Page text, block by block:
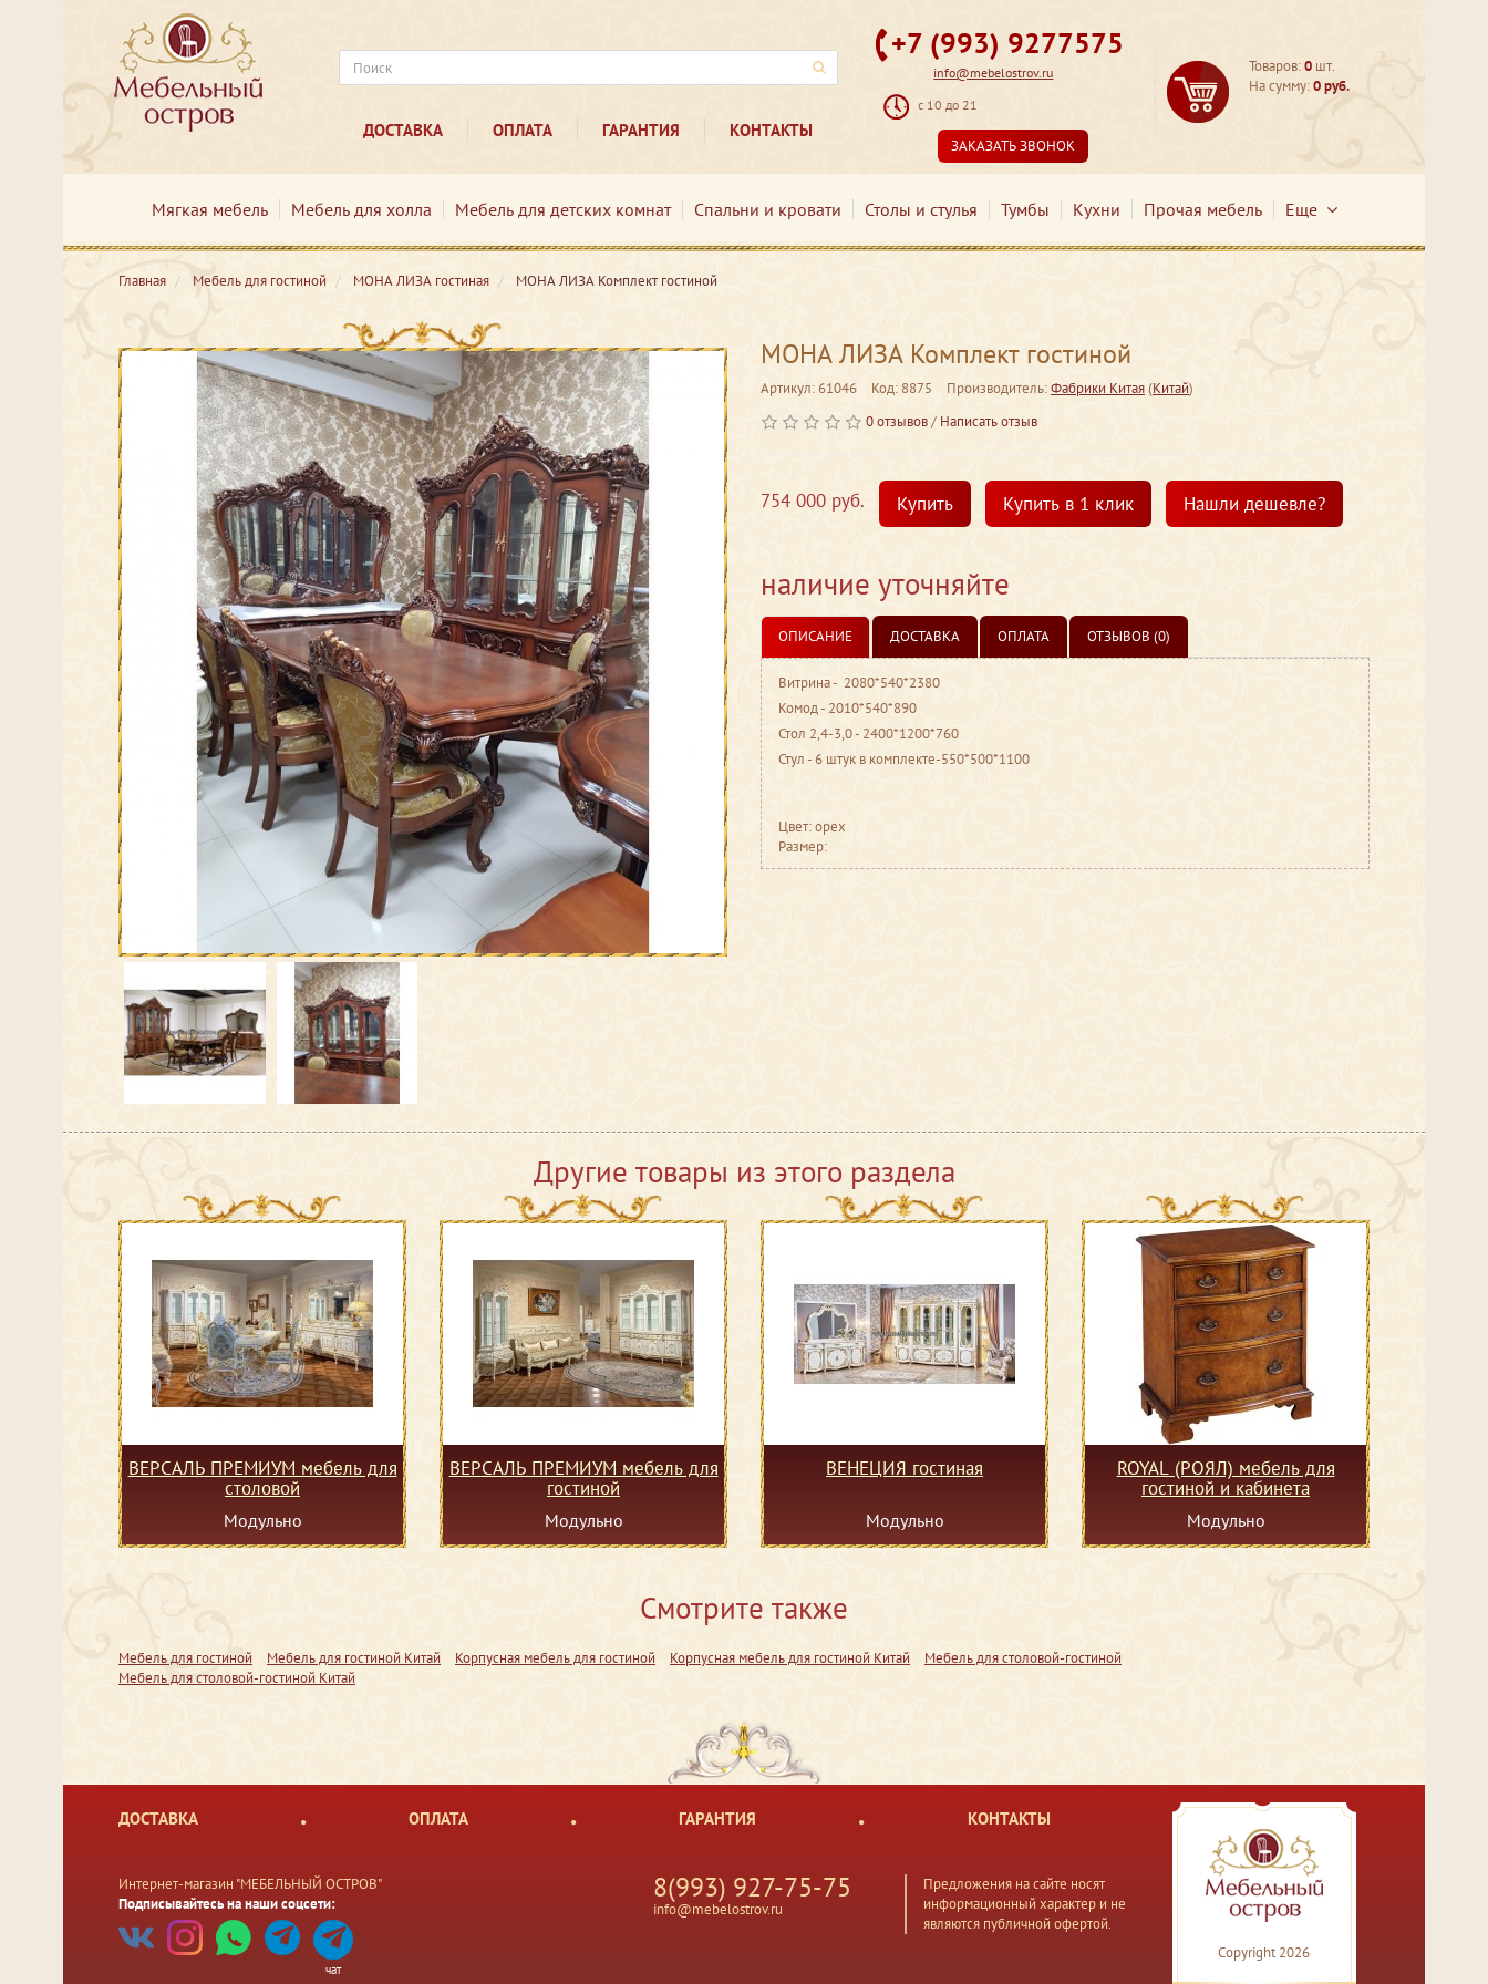
ДОСТАВКА ОПЛАТА ГАРАНТИЯ КОНТАКТЫ
+7 (993) 9277575
info@mebelostrov.ru
с 10 до 21
ЗАКАЗАТЬ ЗВОНОК
Товаров:0 шт.
На сумму:0 руб.
Мягкая мебель Мебель для холла Мебель для детских комнат Спальни и кровати Столы и стулья Тумбы Кухни Прочая мебель Еще
Главная Мебель для гостиной МОНА ЛИЗА гостиная МОНА ЛИЗА Комплект гостиной
МОНА ЛИЗА Комплект гостиной
Артикул: 61046 Код: 8875 Производитель:Фабрики Китая(Китай)
0 отзывов/ Написать отзыв
754 000 руб. Купить Купить в 1 клик Нашли дешевле?
наличие уточняйте
ОПИСАНИЕ ДОСТАВКА ОПЛАТА ОТЗЫВОВ (0)
Витрина - 2080*540*2380
Комод - 2010*540*890
Стол 2,4-3,0 - 2400*1200*760
Стул - 6 штук в комплекте-550*500*1100
Цвет: орех
Размер:
Другие товары из этого раздела
ВЕРСАЛЬ ПРЕМИУМ мебель для
столовой
Модульно
ВЕРСАЛЬ ПРЕМИУМ мебель для
гостиной
Модульно
ВЕНЕЦИЯ гостиная
Модульно
ROYAL (РОЯЛ) мебель для
гостиной и кабинета
Модульно
Смотрите также
Мебель для гостиной Мебель для гостиной Китай Корпусная мебель для гостиной Корпусная мебель для гостиной Китай
Мебель для столовой-гостиной
Мебель для столовой-гостиной Китай
ДОСТАВКА ОПЛАТА ГАРАНТИЯ КОНТАКТЫ
Интернет-магазин "МЕБЕЛЬНЫЙ ОСТРОВ"
Подписывайтесь на наши соцсети:
чат
8(993) 927-75-75
info@mebelostrov.ru
Предложения на сайте носят
информационный характер и не
являются публичной офертой.
Copyright 2026